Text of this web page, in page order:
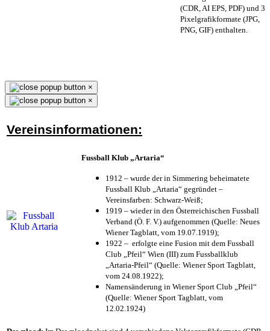
(CDR, AI EPS, PDF) und 3
Pixelgrafikformate (JPG,
PNG, GIF) enthalten.
×
×
Vereinsinformationen:
Fussball Klub „Artaria“
1912 – wurde der in Simmering beheimatete
Fussball Klub „Artaria“ gegründet –
Vereinsfarben: Schwarz-Weiß;
1919 – wieder in den Österreichischen Fussball
Verband (Ö. F. V.) aufgenommen (Quelle: Neues
Wiener Tagblatt, vom 19.07.1919);
1922 – erfolgte eine Fusion mit dem Fussball
Club „Pfeil“ Wien (III) zum Fussballklub
„Artaria-Pfeil“ (Quelle: Wiener Sport Tagblatt,
vom 24.08.1922);
Namensänderung in Wiener Sport Club „Pfeil“
(Quelle: Wiener Sport Tagblatt, vom
12.02.1924)